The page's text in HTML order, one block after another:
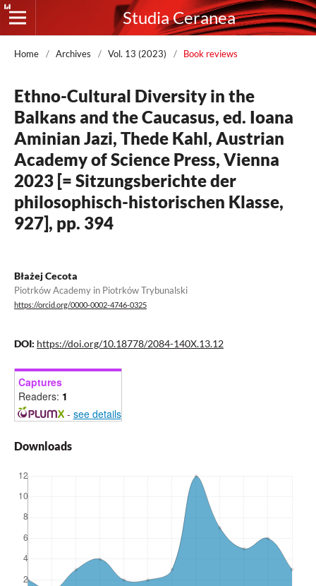
Studia Ceranea
Home / Archives / Vol. 13 (2023) / Book reviews
Ethno-Cultural Diversity in the
Balkans and the Caucasus, ed. Ioana
Aminian Jazi, Thede Kahl, Austrian
Academy of Science Press, Vienna
2023 [= Sitzungsberichte der
philosophisch-historischen Klasse,
927], pp. 394
Błażej Cecota
Piotrków Academy in Piotrków Trybunalski
https://orcid.org/0000-0002-4746-0325
DOI: https://doi.org/10.18778/2084-140X.13.12
Captures
Readers: 1
- see details
Downloads